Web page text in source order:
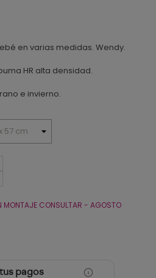
en varias medidas. Wendy.
HR alta densidad.
e invierno.
MONTAJE CONSULTAR - AGOSTO
pagos